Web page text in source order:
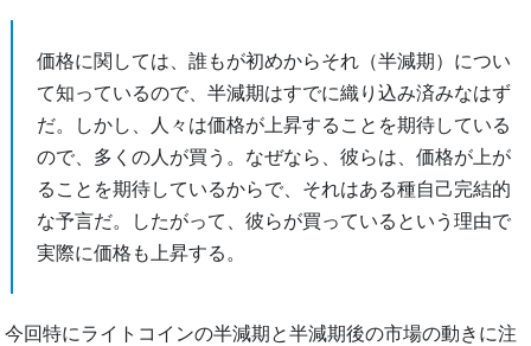
価格に関しては、誰もが初めからそれ（半減期）につい
て知っているので、半減期はすでに織り込み済みなはず
だ。しかし、人々は価格が上昇することを期待している
ので、多くの人が買う。なぜなら、彼らは、価格が上が
ることを期待しているからで、それはある種自己完結的
な予言だ。したがって、彼らが買っているという理由で
実際に価格も上昇する。
今回特にライトコインの半減期と半減期後の市場の動きに注